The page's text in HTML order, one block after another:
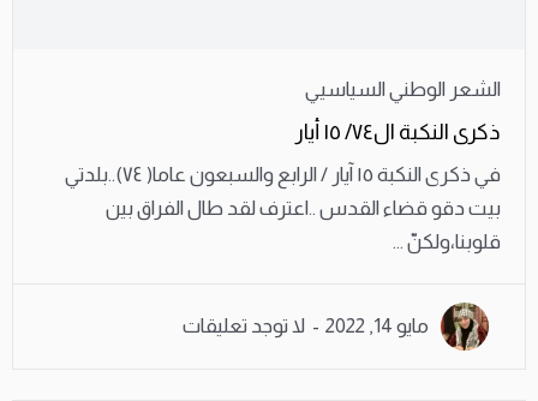
الشعر الوطني السياسيي
ذكرى النكبة ال٧٤/ ١٥ أيار
في ذكرى النكبة ١٥ آيار / الرابع والسبعون عاما( ٧٤)..بلدتي
بيت دقو قضاء القدس ..اعترف لقد طال الفراق بين
قلوبنا،ولكنّ ...
مايو 14, 2022 لا توجد تعليقات